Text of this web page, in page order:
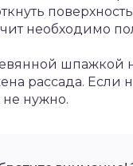
необходимо
шпажкой
рассада. Если
нужно.